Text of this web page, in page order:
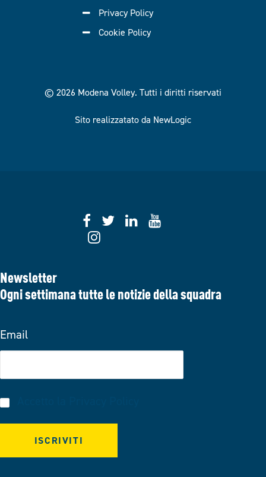
Privacy Policy
Cookie Policy
© 2026 Modena Volley. Tutti i diritti riservati
Sito realizzatato da NewLogic
Newsletter
Ogni settimana tutte le notizie della squadra
Email